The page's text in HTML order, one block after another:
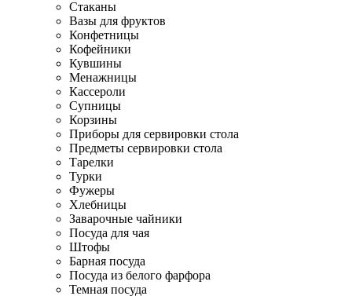
Стаканы
Вазы для фруктов
Конфетницы
Кофейники
Кувшины
Менажницы
Кассероли
Супницы
Корзины
Приборы для сервировки стола
Предметы сервировки стола
Тарелки
Турки
Фужеры
Хлебницы
Заварочные чайники
Посуда для чая
Штофы
Барная посуда
Посуда из белого фарфора
Темная посуда